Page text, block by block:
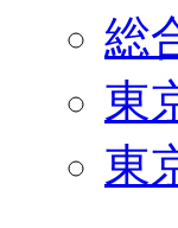
総
東
東